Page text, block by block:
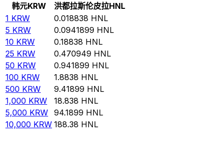
韩元KRW 洪都拉斯伦皮拉HNL
1 KRW 0.018838 HNL
5 KRW 0.0941899 HNL
10 KRW 0.18838 HNL
25 KRW 0.470949 HNL
50 KRW 0.941899 HNL
100 KRW 1.8838 HNL
500 KRW 9.41899 HNL
1,000 KRW 18.838 HNL
5,000 KRW 94.1899 HNL
10,000 KRW 188.38 HNL